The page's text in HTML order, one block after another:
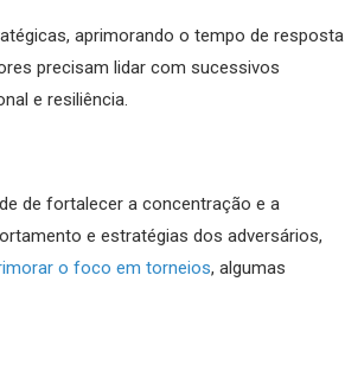
aprimorando o tempo de resposta
precisam lidar com sucessivos
e resiliência.
de fortalecer a concentração e a
e estratégias dos adversários,
o foco em torneios, algumas